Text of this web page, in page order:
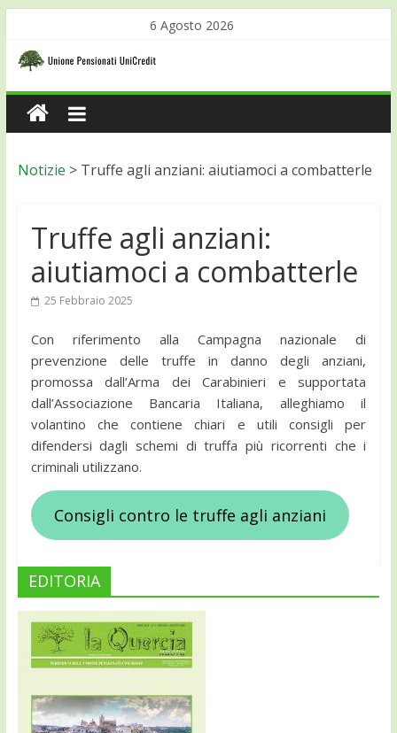
6 Agosto 2026
Notizie > Truffe agli anziani: aiutiamoci a combatterle
Truffe agli anziani:
aiutiamoci a combatterle
25 Febbraio 2025
Con riferimento alla Campagna nazionale di
prevenzione delle truffe in danno degli anziani,
promossa dall’Arma dei Carabinieri e supportata
dall’Associazione Bancaria Italiana, alleghiamo il
volantino che contiene chiari e utili consigli per
difendersi dagli schemi di truffa più ricorrenti che i
criminali utilizzano.
Consigli contro le truffe agli anziani
EDITORIA